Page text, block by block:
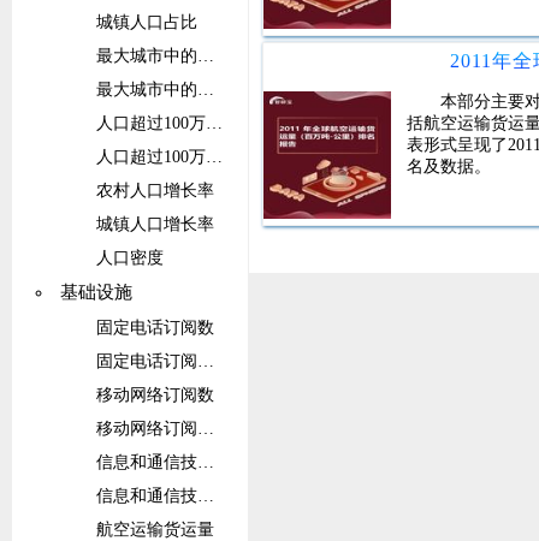
城镇人口占比
最大城市中的人口
最大城市中的人口占比
人口超过100万的城市群中的人口
人口超过100万的城市群中的人口占比
农村人口增长率
城镇人口增长率
人口密度
基础设施
固定电话订阅数
固定电话订阅数（每100人）
移动网络订阅数
移动网络订阅数（每100人）
信息和通信技术(ICT)服务出口占比
信息和通信技术(ICT)服务出口
航空运输货运量
本部分主要
括航空运输货运
表形式呈现了
名及数据。